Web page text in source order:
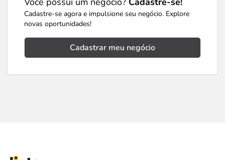
Cadastre-se agora e impulsione seu negócio. Explore
novas oportunidades!
Cadastrar meu negócio